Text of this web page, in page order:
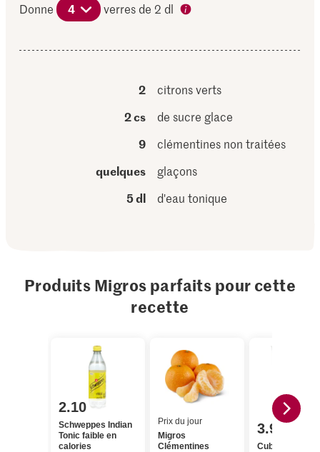
Donne 4 verres de 2 dl
2
citrons verts
2 cs
de sucre glace
9
clémentines non traitées
quelques
glaçons
5 dl
d'eau tonique
Produits Migros parfaits pour cette
recette
2.10
Schweppes Indian
Tonic faible en
calories
Prix du jour
Migros
Clémentines
3.90